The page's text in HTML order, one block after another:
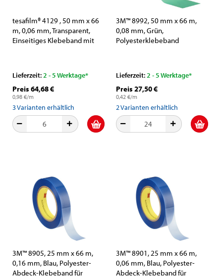
tesafilm® 4129 , 50 mm x 66
m, 0,06 mm, Transparent,
Einseitiges Klebeband mit
Lieferzeit:2 - 5 Werktage*
Preis 64,68 €
0,98 €/m
3Varianten erhältlich
3M™ 8992, 50 mm x 66 m,
0,08 mm, Grün,
Polyesterklebeband
Lieferzeit:2 - 5 Werktage*
Preis 27,50 €
0,42 €/m
2Varianten erhältlich
3M™ 8905, 25 mm x 66 m,
0,16 mm, Blau, Polyester-
Abdeck-Klebeband für
3M™ 8901, 25 mm x 66 m,
0,06 mm, Blau, Polyester-
Abdeck-Klebeband für